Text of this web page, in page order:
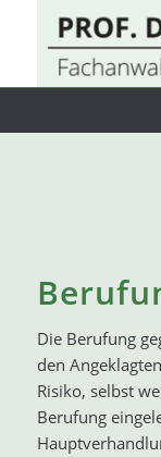
Die Berufung
den
Risiko, selbst
Berufung